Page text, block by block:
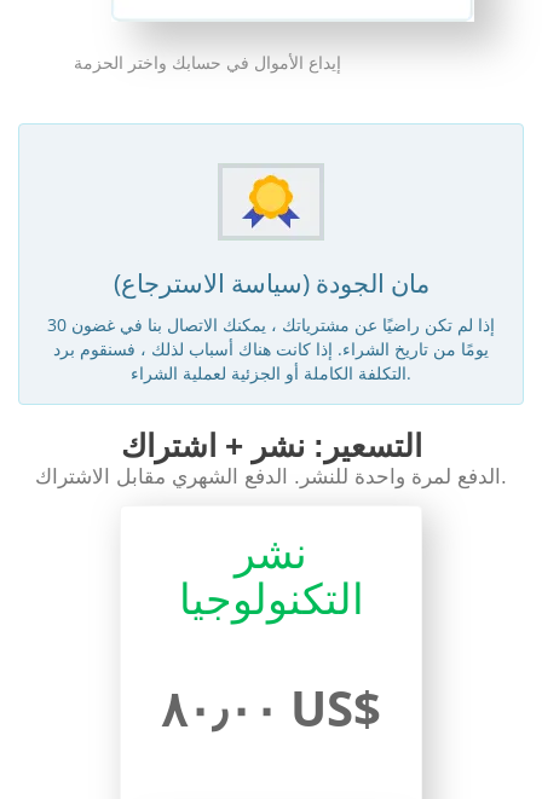
إيداع الأموال في حسابك واختر الحزمة
مان الجودة (سياسة الاسترجاع)
إذا لم تكن راضيًا عن مشترياتك ، يمكنك الاتصال بنا في غضون 30
يومًا من تاريخ الشراء. إذا كانت هناك أسباب لذلك ، فسنقوم برد
التكلفة الكاملة أو الجزئية لعملية الشراء.
التسعير: نشر + اشتراك
الدفع لمرة واحدة للنشر. الدفع الشهري مقابل الاشتراك.
نشر
التكنولوجيا
٨٠٫٠٠ US$